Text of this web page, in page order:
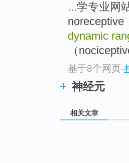
...学专业网
noreceptive
dynamic
（
基于8个网页-
神经元
相关文章